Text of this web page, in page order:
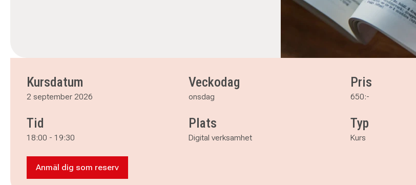
Kursdatum
2 september 2026
Veckodag
onsdag
Tid
18:00 - 19:30
Plats
Digital verksamhet
Pris
650:-
Typ
Kurs
Anmäl dig som reserv till Engelska avancerad - digital kurs
Anmäl dig som reserv